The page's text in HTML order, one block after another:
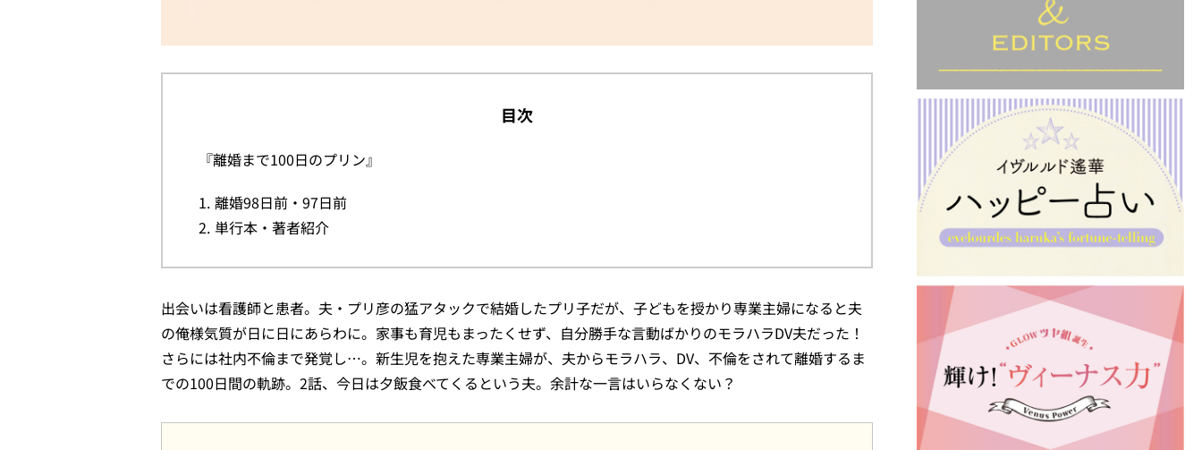
目次
『離婚まで100日のプリン』
離婚98日前・97日前
単行本・著者紹介
出会いは看護師と患者。夫・プリ彦の猛アタックで結婚したプリ子だが、子どもを授かり専業主婦になると夫
の俺様気質が日に日にあらわに。家事も育児もまったくせず、自分勝手な言動ばかりのモラハラDV夫だった！
さらには社内不倫まで発覚し…。新生児を抱えた専業主婦が、夫からモラハラ、DV、不倫をされて離婚するま
での100日間の軌跡。2話、今日は夕飯食べてくるという夫。余計な一言はいらなくない？